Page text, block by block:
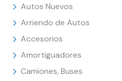
Autos Nuevos
Arriendo de Autos
Accesorios
Amortiguadores
Camiones, Buses